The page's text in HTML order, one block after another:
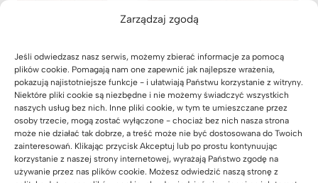
Zarządzaj zgodą
Jeśli odwiedzasz nasz serwis, możemy zbierać informacje za pomocą
plików cookie. Pomagają nam one zapewnić jak najlepsze wrażenia,
pokazują najistotniejsze funkcje - i ułatwiają Państwu korzystanie z witryny.
Niektóre pliki cookie są niezbędne i nie możemy świadczyć wszystkich
naszych usług bez nich. Inne pliki cookie, w tym te umieszczane przez
osoby trzecie, mogą zostać wyłączone - chociaż bez nich nasza strona
może nie działać tak dobrze, a treść może nie być dostosowana do Twoich
zainteresowań. Klikając przycisk Akceptuj lub po prostu kontynuując
korzystanie z naszej strony internetowej, wyrażają Państwo zgodę na
używanie przez nas plików cookie. Możesz odwiedzić naszą stronę z
komoda dębowa